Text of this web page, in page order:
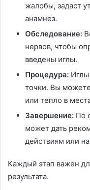
жалобы, задаст
анамнез.
Обследование:
нервов, чтобы
введены иглы.
Процедура: Иглы
точки. Вы
или тепло в
Завершение: По
может дать
действиям или
Каждый этап важен
результата.